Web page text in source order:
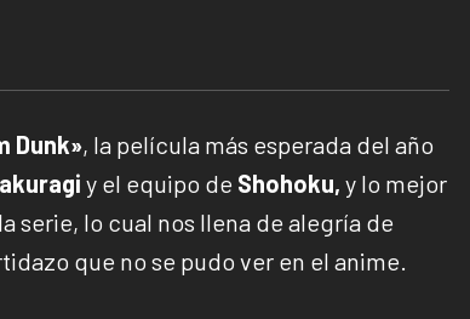
Dunk», la película más esperada del año
y el equipo de Shohoku, y lo mejor
serie, lo cual nos llena de alegría de
que no se pudo ver en el anime.